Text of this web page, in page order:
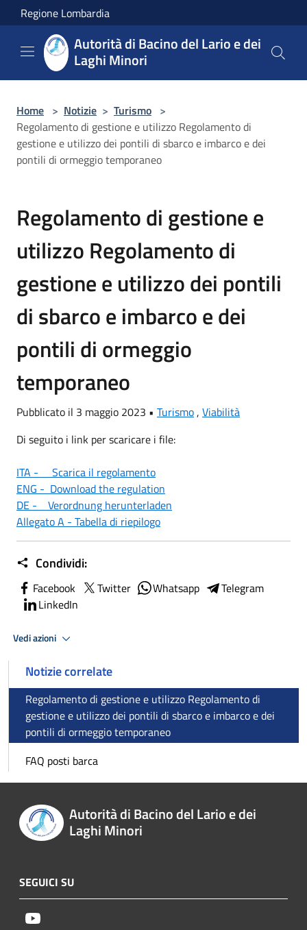
Salta al contenuto principale
Regione Lombardia
Autorità di Bacino del Lario e dei
Laghi Minori
Home > Notizie > Turismo >
Regolamento di gestione e utilizzo Regolamento di
gestione e utilizzo dei pontili di sbarco e imbarco e dei
pontili di ormeggio temporaneo
Regolamento di gestione e
utilizzo Regolamento di
gestione e utilizzo dei pontili
di sbarco e imbarco e dei
pontili di ormeggio
temporaneo
Pubblicato il 3 maggio 2023 • Turismo, Viabilità
Di seguito i link per scaricare i file:
ITA - Scarica il regolamento
ENG - Download the regulation
DE - Verordnung herunterladen
Allegato A - Tabella di riepilogo
Condividi:
Facebook Twitter Whatsapp
Telegram
LinkedIn
Vedi azioni
Notizie correlate
Regolamento di gestione e utilizzo Regolamento di
gestione e utilizzo dei pontili di sbarco e imbarco e dei
pontili di ormeggio temporaneo
FAQ posti barca
Autorità di Bacino del Lario e dei
Laghi Minori
SEGUICI SU